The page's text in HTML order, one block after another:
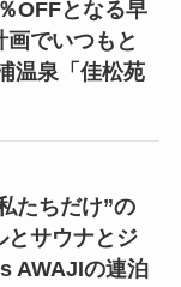
OFFとなる早
でいつもと
温泉「佳松苑
たちだけ”の
とサウナとジ
AWAJIの連泊